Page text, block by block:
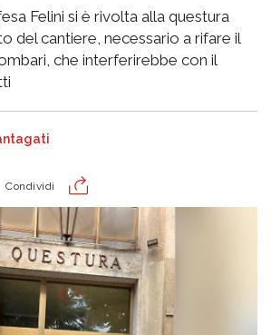
Felini si è rivolta alla questura
del cantiere, necessario a rifare il
che interferirebbe con il
Condividi